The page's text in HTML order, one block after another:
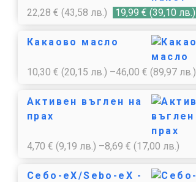
22,28 € (43,58 лв.) 19,99 € (39,10 лв.)
Какаово масло
10,30 € (20,15 лв.) –46,00 € (89,97 лв.)
Активен въглен на
прах
4,70 € (9,19 лв.) –8,69 € (17,00 лв.)
Себо-еХ/Sebo-eX -